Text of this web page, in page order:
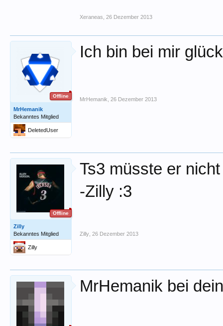
Xeraneas 26 Dezember 2013
Offline
MrHemanik
Bekanntes Mitglied
DeletedUser
Ich bin bei mir
MrHemanik 26 Dezember 2013
Offline
Zilly
Bekanntes Mitglied
Zilly
Ts3 müsste er
-Zilly :3
Zilly 26 Dezember 2013
MrHemanik bei